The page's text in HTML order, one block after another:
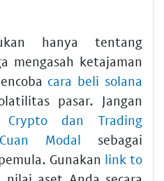
hanya tentang
mengasah ketajaman
cara beli solana
pasar. Jangan
Crypto dan Trading
Modal sebagai
Gunakan link to